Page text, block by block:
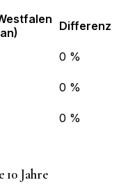
Differenz
0 %
0 %
0 %
Jahre